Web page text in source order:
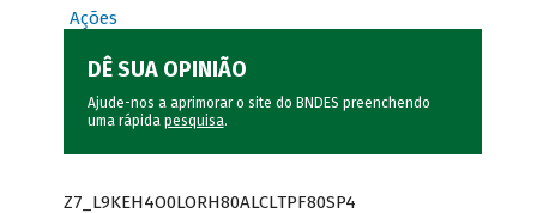
Ações
DÊ SUA OPINIÃO
Ajude-nos a aprimorar o site do BNDES preenchendo
uma rápida pesquisa.
Z7_L9KEH4O0LORH80ALCLTPF80SP4